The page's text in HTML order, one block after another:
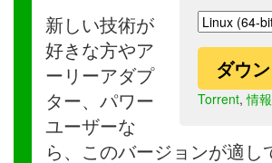
ダウ
Torrent,情報
新しい技術が
好きな方やア
ーリーアダプ
ター、パワー
ユーザーな
ら、このバージョンが適し